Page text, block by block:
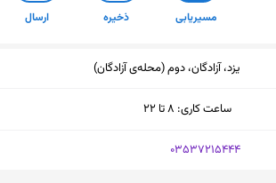
مسیریابی ذخیره ارسال
یزد، آزادگان، دوم (محله‌ی آزادگان)
ساعت کاری: ۸ تا ۲۲
شنبه (امروز)
‎03537215444